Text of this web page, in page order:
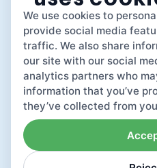
We use cookies to
provide social media
traffic. We also share
our site with our social
analytics partners who
information that you’ve
they’ve collected from